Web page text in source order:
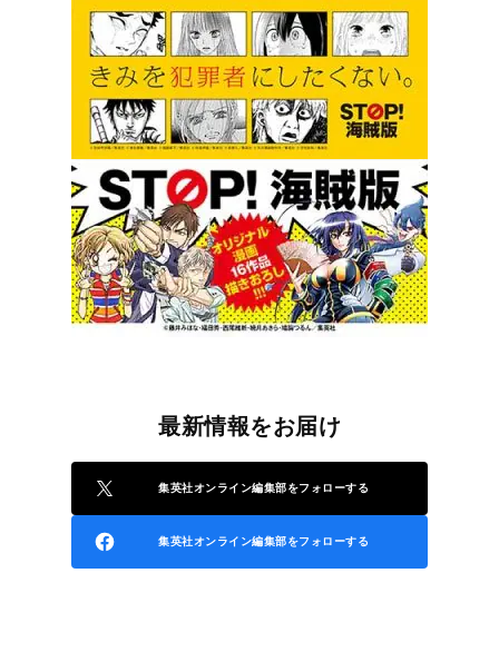
最新情報をお届け
集英社オンライン編集部をフォローする
集英社オンライン編集部をフォローする